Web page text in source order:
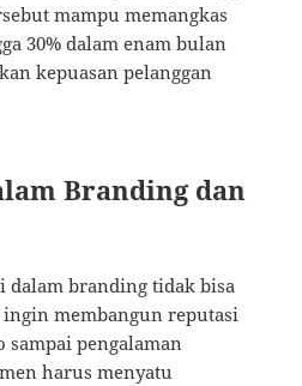
mampu memangkas
30% dalam enam bulan
kepuasan pelanggan
Branding dan
dalam branding tidak bisa
membangun reputasi
sampai pengalaman
harus menyatu